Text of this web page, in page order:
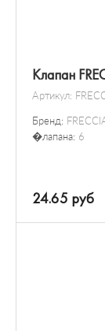
Клапан
Артикул:
Бренд:
�лапана: 6
24.65 руб